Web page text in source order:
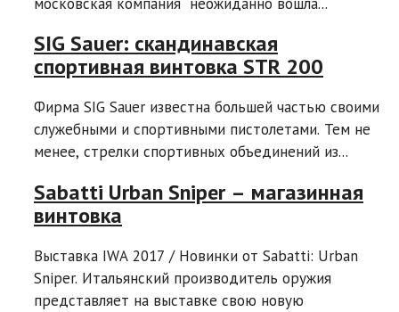
SIG Sauer: скандинавская
спортивная винтовка STR 200
Фирма SIG Sauer известна большей частью своими
служебными и спортивными пистолетами. Тем не
менее, стрелки спортивных объединений из...
Sabatti Urban Sniper – магазинная
винтовка
Выставка IWA 2017 / Новинки от Sabatti: Urban
Sniper. Итальянский производитель оружия
представляет на выставке свою новую